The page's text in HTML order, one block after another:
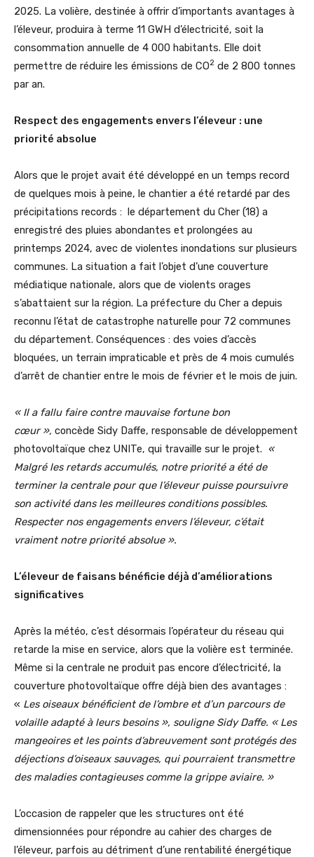
2025. La volière, destinée à offrir d’importants avantages à
l’éleveur, produira à terme 11 GWH d’électricité, soit la
consommation annuelle de 4 000 habitants. Elle doit
permettre de réduire les émissions de CO2 de 2 800 tonnes
par an.
Respect des engagements envers l’éleveur : une
priorité absolue
Alors que le projet avait été développé en un temps record
de quelques mois à peine, le chantier a été retardé par des
précipitations records : le département du Cher (18) a
enregistré des pluies abondantes et prolongées au
printemps 2024, avec de violentes inondations sur plusieurs
communes. La situation a fait l’objet d’une couverture
médiatique nationale, alors que de violents orages
s’abattaient sur la région. La préfecture du Cher a depuis
reconnu l’état de catastrophe naturelle pour 72 communes
du département. Conséquences : des voies d’accès
bloquées, un terrain impraticable et près de 4 mois cumulés
d’arrêt de chantier entre le mois de février et le mois de juin.
« Il a fallu faire contre mauvaise fortune bon
cœur », concède Sidy Daffe, responsable de développement
photovoltaïque chez UNITe, qui travaille sur le projet. «
Malgré les retards accumulés, notre priorité a été de
terminer la centrale pour que l’éleveur puisse poursuivre
son activité dans les meilleures conditions possibles.
Respecter nos engagements envers l’éleveur, c’était
vraiment notre priorité absolue ».
L’éleveur de faisans bénéficie déjà d’améliorations
significatives
Après la météo, c’est désormais l’opérateur du réseau qui
retarde la mise en service, alors que la volière est terminée.
Même si la centrale ne produit pas encore d’électricité, la
couverture photovoltaïque offre déjà bien des avantages :
« Les oiseaux bénéficient de l’ombre et d’un parcours de
volaille adapté à leurs besoins », souligne Sidy Daffe. « Les
mangeoires et les points d’abreuvement sont protégés des
déjections d’oiseaux sauvages, qui pourraient transmettre
des maladies contagieuses comme la grippe aviaire. »
L’occasion de rappeler que les structures ont été
dimensionnées pour répondre au cahier des charges de
l’éleveur, parfois au détriment d’une rentabilité énergétique